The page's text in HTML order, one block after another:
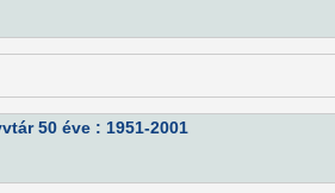
50 éve : 1951-2001